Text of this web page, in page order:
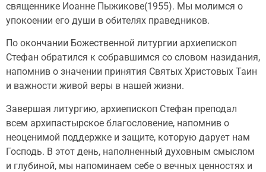
священнике Иоанне Пыжикове(1955). Мы молимся о
упокоении его души в обителях праведников.
По окончании Божественной литургии архиепископ
Стефан обратился к собравшимся со словом назидания,
напомнив о значении принятия Святых Христовых Таин
и важности живой веры в нашей жизни.
Завершая литургию, архиепископ Стефан преподал
всем архипастырское благословение, напомнив о
неоценимой поддержке и защите, которую дарует нам
Господь. В этот день, наполненный духовным смыслом
и глубиной, мы напоминаем себе о вечных ценностях и